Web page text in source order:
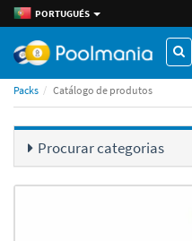
PORTUGUÉS
Packs Catálogo de produtos
Procurar categorias